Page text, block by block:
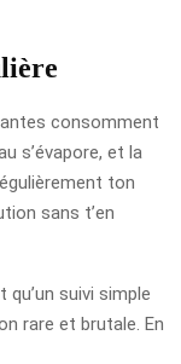
consomment
s’évapore, et la
ton
sans t’en
suivi simple
rare et brutale. En